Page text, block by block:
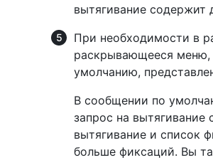
вытягивание содержит
При необходимости в
раскрывающееся меню,
умолчанию,
В сообщении по
запрос на
вытягивание и список
больше фиксаций. Вы